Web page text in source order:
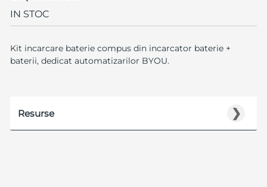
IN STOC
Kit incarcare baterie compus din incarcator baterie +
baterii, dedicat automatizarilor BYOU.
❯
Resurse